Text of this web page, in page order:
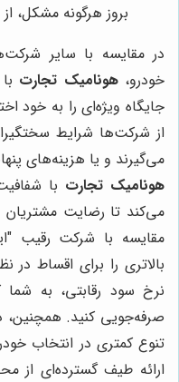
بروز هرگونه مشکل،
در مقایسه با سایر
خودرو،هونامیک تجارت
جایگاه ویژه‌ای را به
از شرکت‌ها شرایط
می‌گیرند و یا هزینه‌های
هونامیک تجارت با
می‌کند تا رضایت مشتریان
مقایسه با شرکت رقیب
بالاتری را برای اقساط در
نرخ سود رقابتی، به
صرفه‌جویی کنید. همچنین،
تنوع کمتری در انتخاب
ارائه طیف گسترده‌ای از